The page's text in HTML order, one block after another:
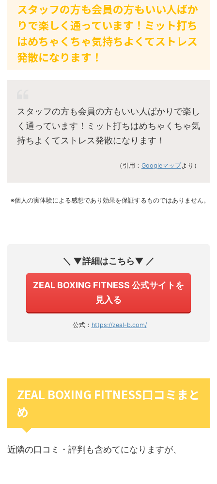
スタッフの方も会員の方もいい人ばか
りで楽しく通っています！ミット打ち
はめちゃくちゃ気持ちよくてストレス
発散になります！
スタッフの方も会員の方もいい人ばかりで楽し
く通っています！ミット打ちはめちゃくちゃ気
持ちよくてストレス発散になります！
（引用： Googleマップより）
※個人の実体験による感想であり効果を保証するものではありません。
＼ ▼詳細はこちら▼ ／
ZEAL BOXING FITNESS 公式サイトを
見入る
公式： https://zeal-b.com/
ZEAL BOXING FITNESS口コミまと
め
近隣の口コミ・評判も含めてになりますが、